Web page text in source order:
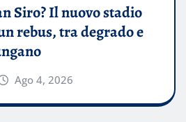
Siro? Il nuovo stadio
rebus, tra degrado e
Ago 4, 2026